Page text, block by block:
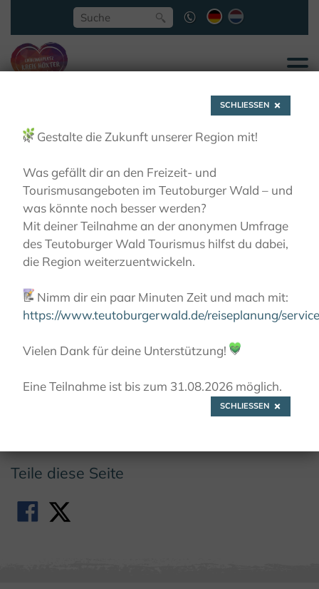
Wild- und Tierparks
LIEBLINGSPLÄTZE GÄRTEN & PARKS
© Wald und Holz NRW
Teile diese Seite
SCHLIESSEN
🌿 Gestalte die Zukunft unserer Region mit!
Was gefällt dir an den Freizeit- und
Tourismusangeboten im Teutoburger Wald – und
was könnte noch besser werden?
Mit deiner Teilnahme an der anonymen Umfrage
des Teutoburger Wald Tourismus hilfst du dabei,
die Region weiterzuentwickeln.
📝 Nimm dir ein paar Minuten Zeit und mach mit:
https://www.teutoburgerwald.de/reiseplanung/
Vielen Dank für deine Unterstützung! 💚
Eine Teilnahme ist bis zum 31.08.2026 möglich.
SCHLIESSEN